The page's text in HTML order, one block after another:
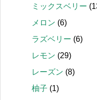
ミックスベリー
メロン (6)
ラズベリー (6)
レモン (29)
レーズン (8)
柚子 (1)